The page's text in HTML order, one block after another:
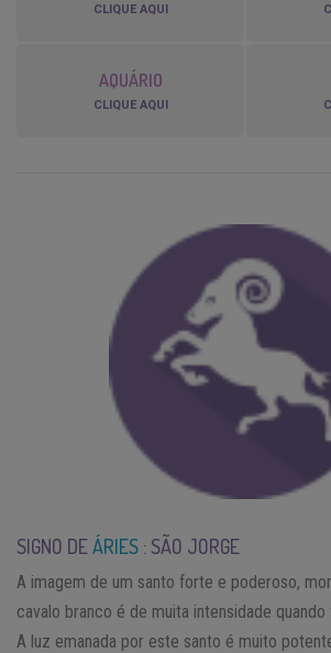
CLIQUE AQUI
AQUÁRIO
CLIQUE AQUI
SIGNO DEÁRIES : SÃO JORGE
A imagem de um santo forte e poderoso,
cavalo branco é de muita intensidade quando
A luz emanada por este santo é muito